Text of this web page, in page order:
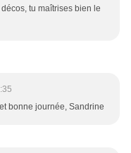
tu maîtrises bien le
bonne journée, Sandrine